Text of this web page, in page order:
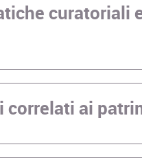
curatoriali
ai